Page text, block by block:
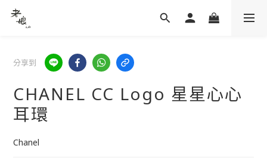
分享到
CHANEL CC Logo 星星心心
耳環
Chanel